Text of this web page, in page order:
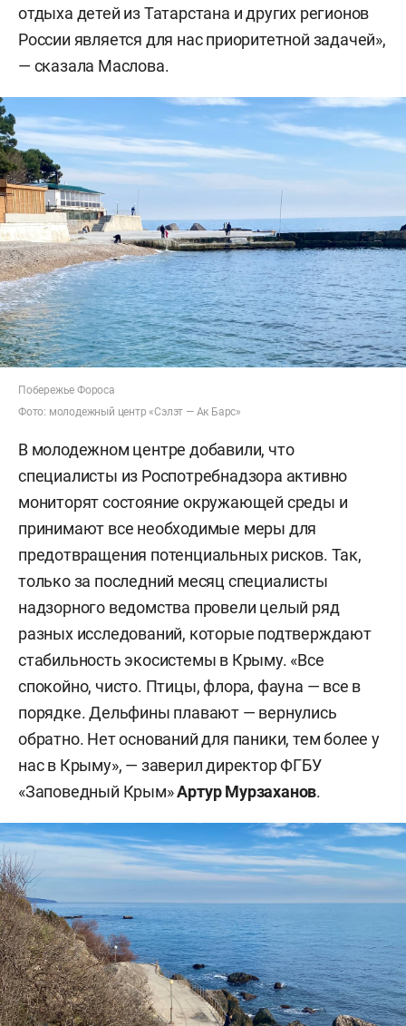
отдыха детей из Татарстана и других регионов
России является для нас приоритетной задачей»,
— сказала Маслова.
Побережье Фороса
Фото: молодежный центр «Сэлэт — Ак Барс»
В молодежном центре добавили, что
специалисты из Роспотребнадзора активно
мониторят состояние окружающей среды и
принимают все необходимые меры для
предотвращения потенциальных рисков. Так,
только за последний месяц специалисты
надзорного ведомства провели целый ряд
разных исследований, которые подтверждают
стабильность экосистемы в Крыму. «Все
спокойно, чисто. Птицы, флора, фауна — все в
порядке. Дельфины плавают — вернулись
обратно. Нет оснований для паники, тем более у
нас в Крыму», — заверил директор ФГБУ
«Заповедный Крым»Артур Мурзаханов.